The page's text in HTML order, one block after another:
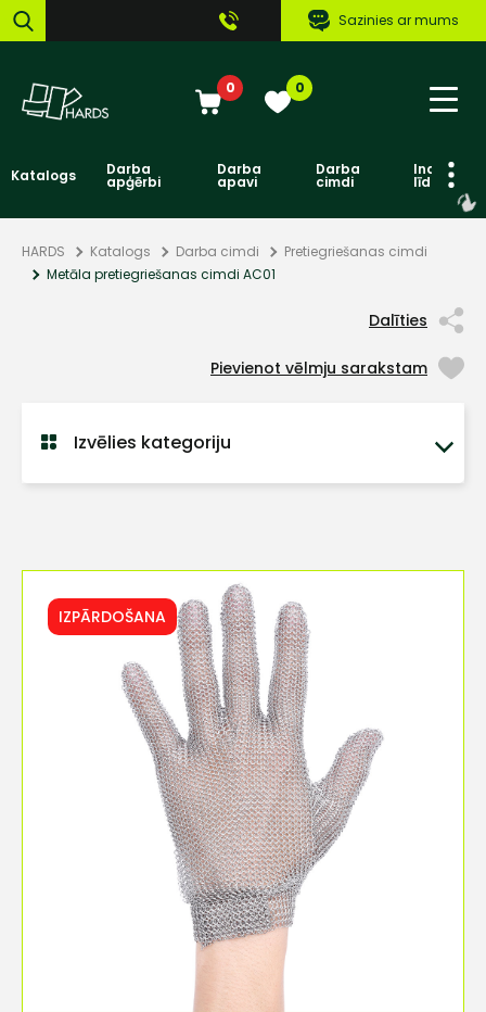
Sazinies ar mums
0 0
Katalogs Darba
apģērbi
Darba
apavi
Darba
cimdi līdzekļi
HARDS Katalogs Darba cimdi
Pretiegriešanas cimdi
Metāla pretiegriešanas cimdi AC01
Dalīties
Pievienot vēlmju sarakstam
Izvēlies kategoriju
IZPĀRDOŠANA